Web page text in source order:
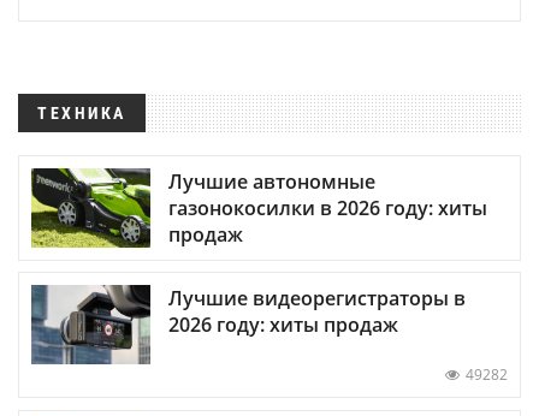
ТЕХНИКА
Лучшие автономные
газонокосилки в 2026 году: хиты
продаж
Лучшие видеорегистраторы в
2026 году: хиты продаж
49282